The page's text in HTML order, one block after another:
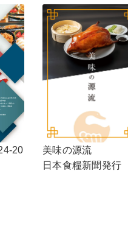
20
美味の源流
日本食糧新聞発行